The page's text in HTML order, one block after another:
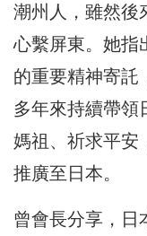
潮州人，雖然後
心繫屏東。她指
的重要精神寄託
多年來持續帶領
媽祖、祈求平安
推廣至日本。
曾會長分享，日